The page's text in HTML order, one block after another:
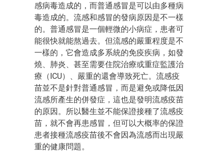
感病毒造成的，而普通感冒是可以由多種病
毒造成的。流感和感冒的發病原因是不一樣
的。普通感冒是一個輕微的小病症，患者可
能很快就能熬過去。但流感的嚴重程度是不
一樣的，它會造成多系統的免疫疾病，如發
燒、肺炎、甚至需要住院治療或重症監護治
療（ICU）、嚴重的還會導致死亡。流感疫
苗並不是針對普通感冒，而是避免或降低因
流感所產生的併發症，這也是發明流感疫苗
的原因。所以醫生並不能保證接種了流感疫
苗，就不會再患感冒，但可以大概率的保證
患者接種流感疫苗後不會因為流感而出現嚴
重的健康問題。